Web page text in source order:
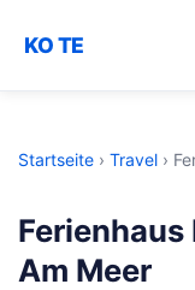
KO TE
Startseite › Travel ›
Ferienhaus
Am Meer